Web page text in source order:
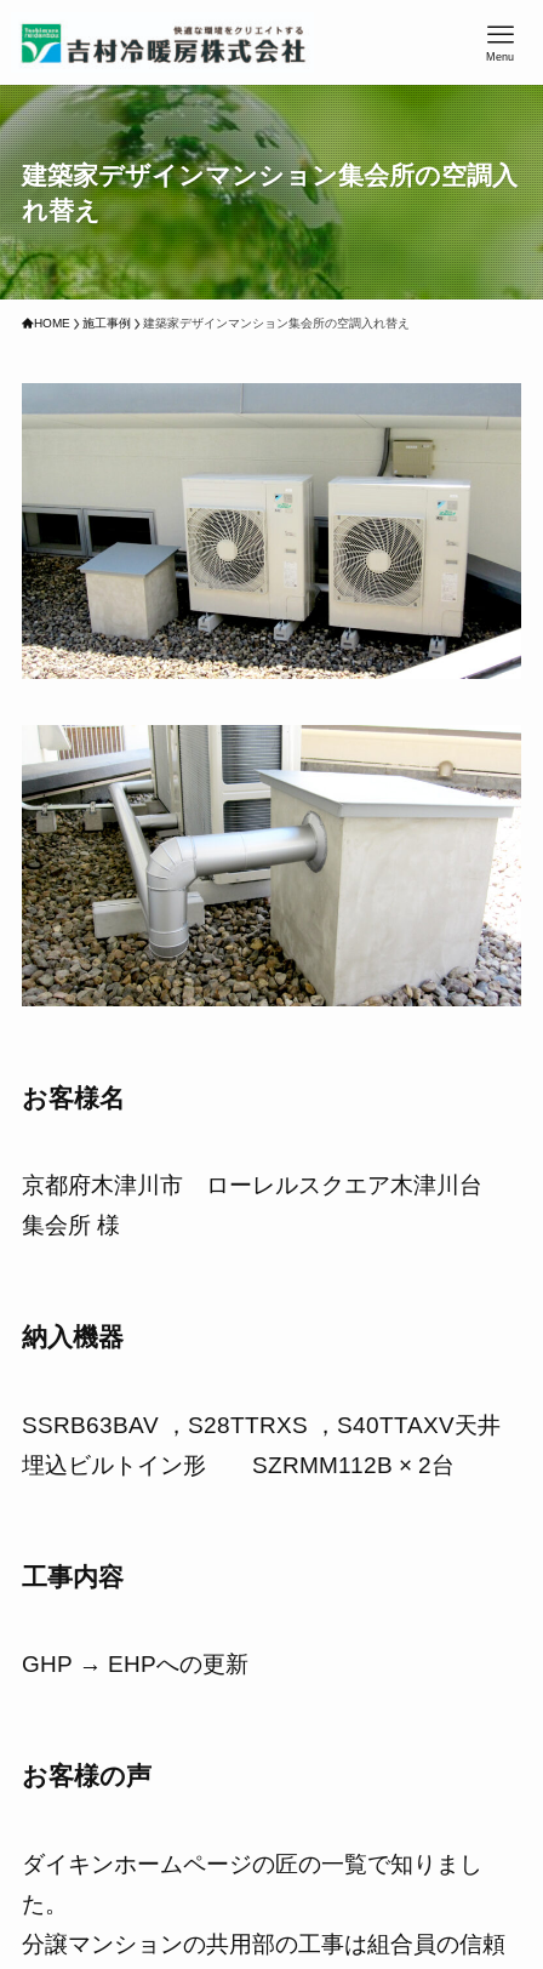
Menu
建築家デザインマンション集会所の空調入
れ替え
HOME 施工事例 建築家デザインマンション集会所の空調入れ替え
お客様名
京都府木津川市 ローレルスクエア木津川台
集会所 様
納入機器
SSRB63BAV ，S28TTRXS ，S40TTAXV天井
埋込ビルトイン形 SZRMM112B × 2台
工事内容
GHP → EHPへの更新
お客様の声
ダイキンホームページの匠の一覧で知りまし
た。
分譲マンションの共用部の工事は組合員の信頼